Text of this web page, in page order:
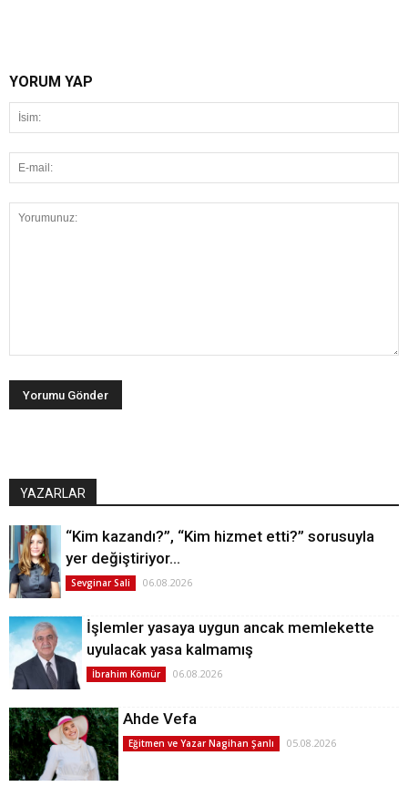
YORUM YAP
YAZARLAR
“Kim kazandı?”, “Kim hizmet etti?” sorusuyla
yer değiştiriyor…
Sevginar Sali 06.08.2026
İşlemler yasaya uygun ancak memlekette
uyulacak yasa kalmamış
İbrahim Kömür 06.08.2026
Ahde Vefa
Eğitmen ve Yazar Nagihan Şanlı 05.08.2026